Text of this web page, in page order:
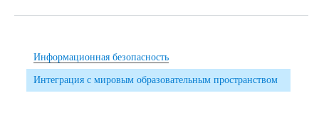
Информационная безопасность
Интеграция с мировым образовательным пространством